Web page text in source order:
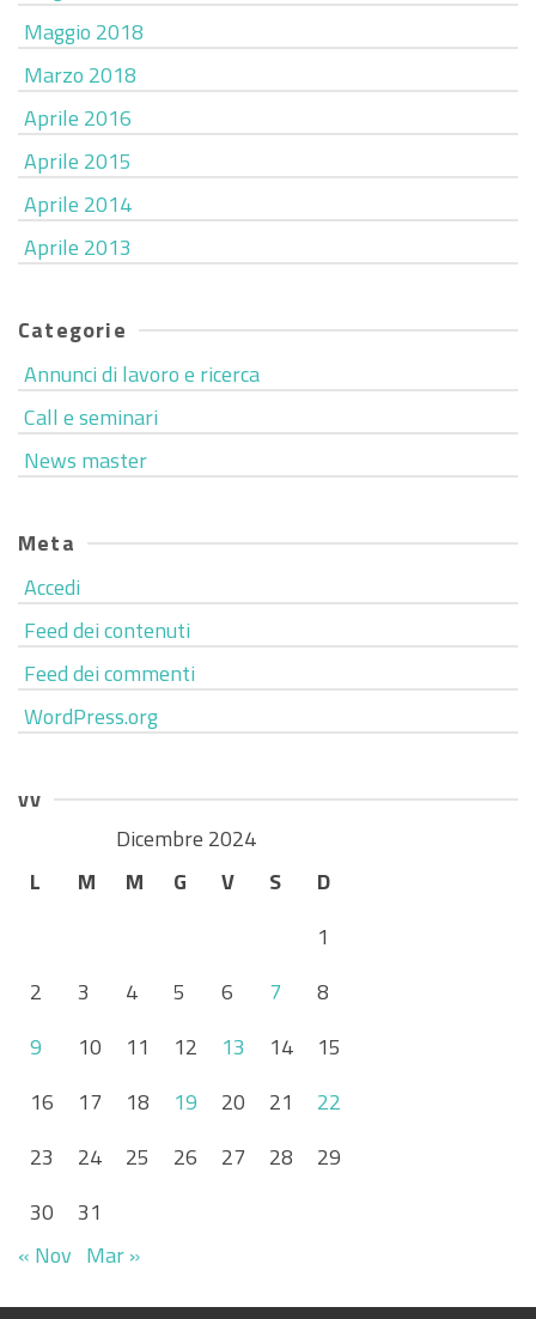
Maggio 2018
Marzo 2018
Aprile 2016
Aprile 2015
Aprile 2014
Aprile 2013
Categorie
Annunci di lavoro e ricerca
Call e seminari
News master
Meta
Accedi
Feed dei contenuti
Feed dei commenti
WordPress.org
vv
Dicembre 2024
L
M M G V S
D
1
2
3 4 5 6 7
8
9
10 11 12 13 14
15
16
17 18 19 20 21
22
23
24 25 26 27 28
29
30
31
« Nov Mar »